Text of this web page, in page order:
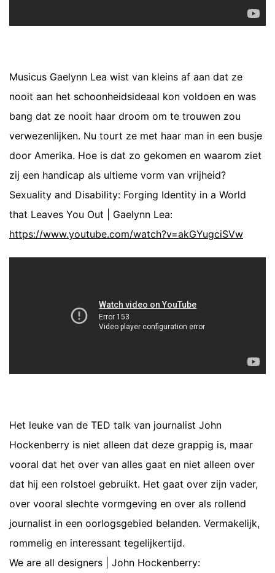
Musicus Gaelynn Lea wist van kleins af aan dat ze
nooit aan het schoonheidsideaal kon voldoen en was
bang dat ze nooit haar droom om te trouwen zou
verwezenlijken. Nu tourt ze met haar man in een busje
door Amerika. Hoe is dat zo gekomen en waarom ziet
zij een handicap als ultieme vorm van vrijheid?
Sexuality and Disability: Forging Identity in a World
that Leaves You Out | Gaelynn Lea:
https://www.youtube.com/watch?v=akGYugciSVw
Het leuke van de TED talk van journalist John
Hockenberry is niet alleen dat deze grappig is, maar
vooral dat het over van alles gaat en niet alleen over
dat hij een rolstoel gebruikt. Het gaat over zijn vader,
over vooral slechte vormgeving en over als rollend
journalist in een oorlogsgebied belanden. Vermakelijk,
rommelig en interessant tegelijkertijd.
We are all designers | John Hockenberry: